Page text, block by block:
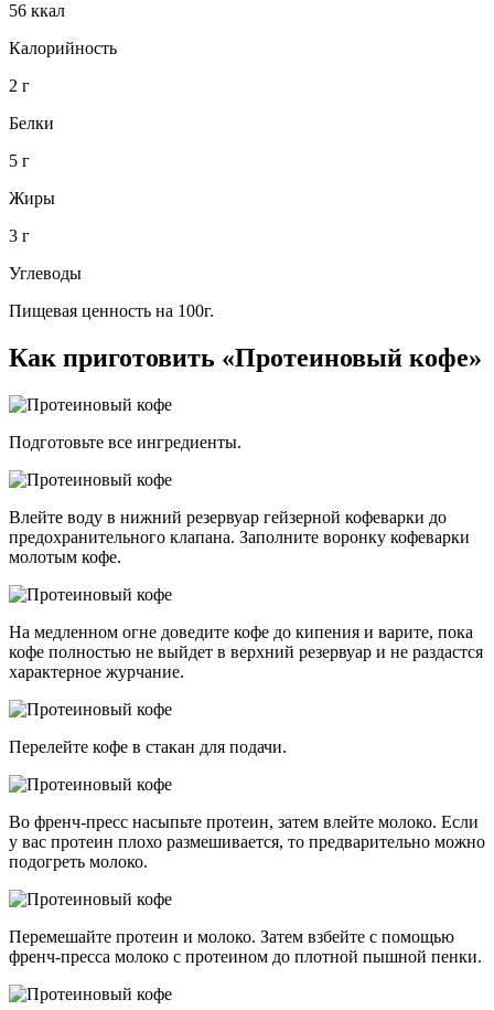
56 ккал
Калорийность
2 г
Белки
5 г
Жиры
3 г
Углеводы
Пищевая ценность на 100г.
Как приготовить «Протеиновый кофе»
Подготовьте все ингредиенты.
Влейте воду в нижний резервуар гейзерной кофеварки до
предохранительного клапана. Заполните воронку кофеварки
молотым кофе.
На медленном огне доведите кофе до кипения и варите, пока
кофе полностью не выйдет в верхний резервуар и не раздастся
характерное журчание.
Перелейте кофе в стакан для подачи.
Во френч-пресс насыпьте протеин, затем влейте молоко. Если
у вас протеин плохо размешивается, то предварительно можно
подогреть молоко.
Перемешайте протеин и молоко. Затем взбейте с помощью
френч-пресса молоко с протеином до плотной пышной пенки.